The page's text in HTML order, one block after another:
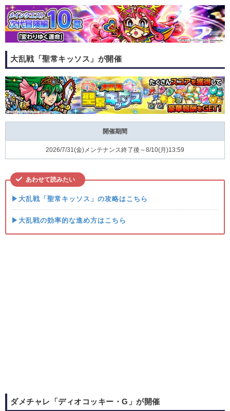
大乱戦「聖常キッソス」が開催
開催期間
2026/7/31(金)メンテナンス終了後～8/10(月)13:59
あわせて読みたい
▶大乱戦「聖常キッソス」の攻略はこちら
▶大乱戦の効率的な進め方はこちら
ダメチャレ「ディオコッキー・G」が開催